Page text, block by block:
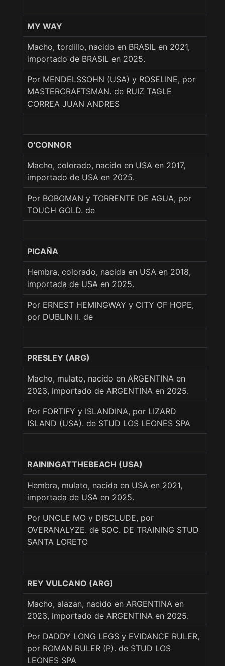
MY WAY
Macho, tordillo, nacido en BRASIL en 2021,
importado de BRASIL en 2025.
Por MENDELSSOHN (USA) y ROSELINE, por
MASTERCRAFTSMAN. de RUIZ TAGLE
CORREA JUAN ANDRES
O'CONNOR
Macho, colorado, nacido en USA en 2017,
importado de USA en 2025.
Por BOBOMAN y TORRENTE DE AGUA, por
TOUCH GOLD. de
PICAÑA
Hembra, colorado, nacida en USA en 2018,
importada de USA en 2025.
Por ERNEST HEMINGWAY y CITY OF HOPE,
por DUBLIN II. de
PRESLEY (ARG)
Macho, mulato, nacido en ARGENTINA en
2023, importado de ARGENTINA en 2025.
Por FORTIFY y ISLANDINA, por LIZARD
ISLAND (USA). de STUD LOS LEONES SPA
RAININGATTHEBEACH (USA)
Hembra, mulato, nacida en USA en 2021,
importada de USA en 2025.
Por UNCLE MO y DISCLUDE, por
OVERANALYZE. de SOC. DE TRAINING STUD
SANTA LORETO
REY VULCANO (ARG)
Macho, alazan, nacido en ARGENTINA en
2023, importado de ARGENTINA en 2025.
Por DADDY LONG LEGS y EVIDANCE RULER,
por ROMAN RULER (P). de STUD LOS
LEONES SPA